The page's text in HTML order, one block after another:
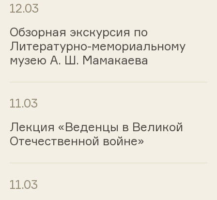
12.03
Обзорная экскурсия по
Литературно-мемориальному
музею А. Ш. Мамакаева
11.03
Лекция «Веденцы в Великой
Отечественной войне»
11.03